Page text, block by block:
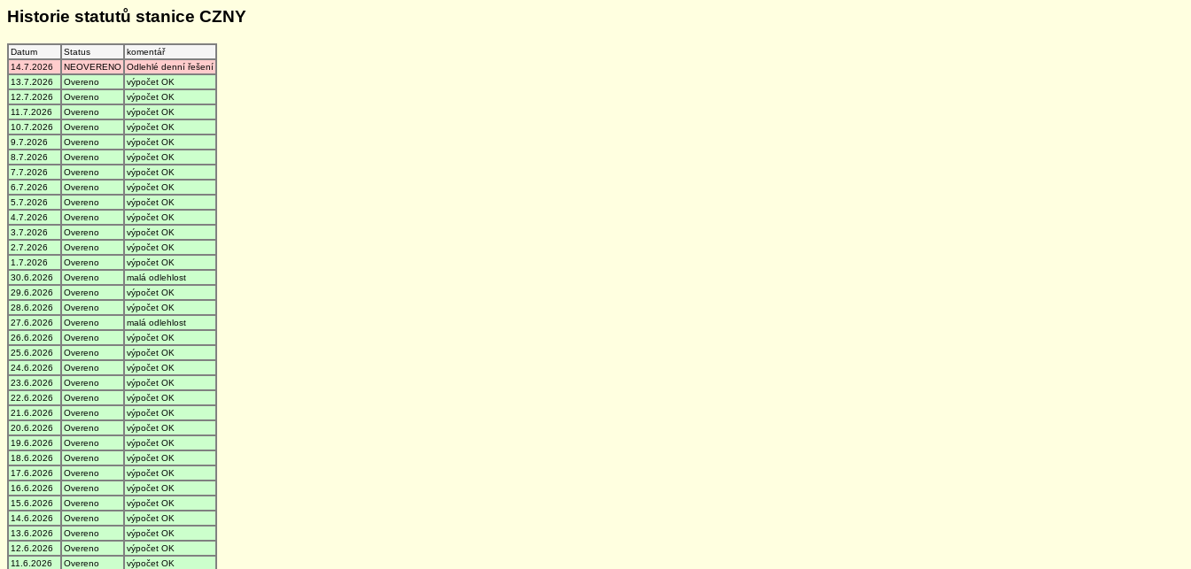
Historie statutů stanice CZNY
Datum Status
komentář
14.7.2026
NEOVERENO Odlehlé denní řešení
13.7.2026
Overeno
výpočet OK
12.7.2026
Overeno
výpočet OK
11.7.2026
Overeno
výpočet OK
10.7.2026
Overeno
výpočet OK
9.7.2026
Overeno
výpočet OK
8.7.2026
Overeno
výpočet OK
7.7.2026
Overeno
výpočet OK
6.7.2026
Overeno
výpočet OK
5.7.2026
Overeno
výpočet OK
4.7.2026
Overeno
výpočet OK
3.7.2026
Overeno
výpočet OK
2.7.2026
Overeno
výpočet OK
1.7.2026
Overeno
výpočet OK
30.6.2026
Overeno
malá odlehlost
29.6.2026
Overeno
výpočet OK
28.6.2026
Overeno
výpočet OK
27.6.2026
Overeno
malá odlehlost
26.6.2026
Overeno
výpočet OK
25.6.2026
Overeno
výpočet OK
24.6.2026
Overeno
výpočet OK
23.6.2026
Overeno
výpočet OK
22.6.2026
Overeno
výpočet OK
21.6.2026
Overeno
výpočet OK
20.6.2026
Overeno
výpočet OK
19.6.2026
Overeno
výpočet OK
18.6.2026
Overeno
výpočet OK
17.6.2026
Overeno
výpočet OK
16.6.2026
Overeno
výpočet OK
15.6.2026
Overeno
výpočet OK
14.6.2026
Overeno
výpočet OK
13.6.2026
Overeno
výpočet OK
12.6.2026
Overeno
výpočet OK
11.6.2026
Overeno
výpočet OK